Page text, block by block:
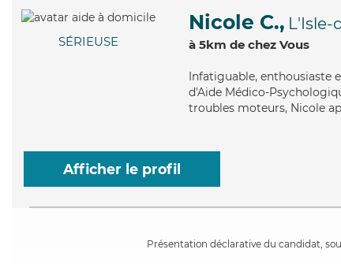
SÉRIEUSE
Nicole C., L'Isle-
à 5km de chez Vous
Infatiguable, enthousiaste
d'Aide Médico-
troubles moteurs, Nicole
Afficher le profil
Présentation déclarative du candidat,